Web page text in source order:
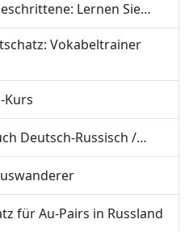
Lernen Sie…
Vokabeltrainer
Kurs
Deutsch-Russisch /…
für Au-Pairs in Russland